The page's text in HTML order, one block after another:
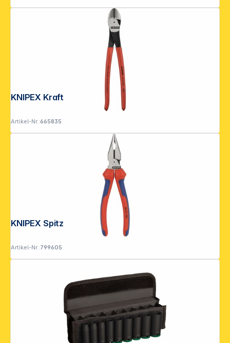
KNIPEX Kraft-Seitenschneider
Artikel-Nr.:665835
KNIPEX Spitzkombizange
Artikel-Nr.:799605